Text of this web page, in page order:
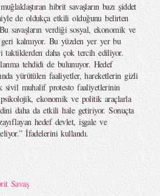
hibrit savaşların bazı şiddet
de oldukça etkili olduğunu belirten
savaşların verdiği sosyal, ekonomik ve
geri kalmıyor. Bu yüzden yer yer bu
taktiklerden daha çok tercih ediliyor.
tehdidi de bulunuyor. Hedef
yürütülen faaliyetler, hareketlerin gizli
sivil muhalif protesto faaliyetlerinin
ekonomik ve politik araçlarla
daha da etkili hale getiriyor. Sonuçta
hedef devlet, işgale ve
İfadelerini kullandı.
Savaş